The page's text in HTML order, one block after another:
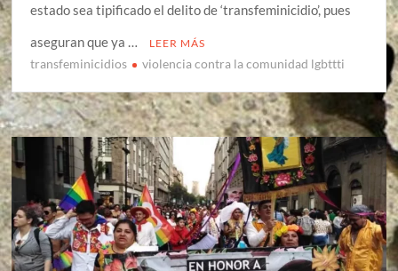
estado sea tipificado el delito de ‘transfeminicidio’, pues
aseguran que ya …
LEER MÁS
transfeminicidios violencia contra la comunidad lgbttti